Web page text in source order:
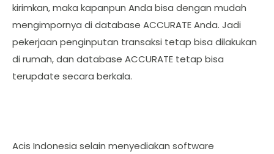
kirimkan, maka kapanpun Anda bisa dengan mudah
mengimpornya di database ACCURATE Anda. Jadi
pekerjaan penginputan transaksi tetap bisa dilakukan
di rumah, dan database ACCURATE tetap bisa
terupdate secara berkala.
Acis Indonesia selain menyediakan software